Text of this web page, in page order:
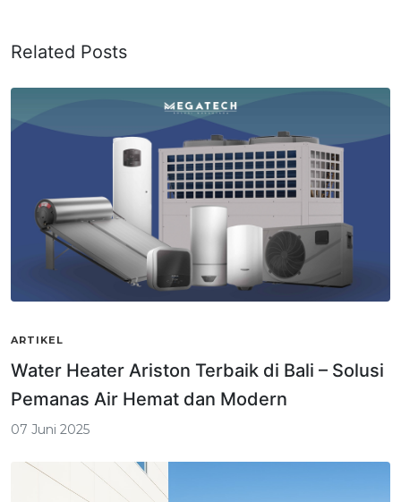
Related Posts
ARTIKEL
Water Heater Ariston Terbaik di Bali – Solusi
Pemanas Air Hemat dan Modern
07 Juni 2025